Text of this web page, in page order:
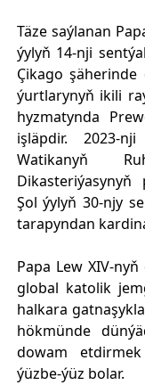
Täze saýlanan
ýylyň 14-nji
Çikago
ýurtlarynyň ikili
hyzmatynda
işläpdir. 2023-
Watikanyň
Şol ýylyň 30-njy
tarapyndan
Papa Lew XIV-
global katolik
halkara
hökmünde
dowam
ýüzbe-ýüz bolar.